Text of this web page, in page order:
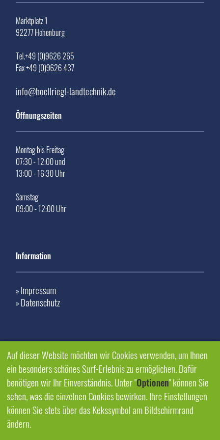
Marktplatz 1
92277 Hohenburg
Tel.+49 (0)9626 265
Fax +49 (0)9626 437
info@hoellriegl-landtechnik.de
Öffnungszeiten
Montag bis Freitag
07:30 - 12:00 und
13:00 - 16:30 Uhr
Samstag
09:00 - 12:00 Uhr
Information
» Impressum
» Datenschutz
Auf dieser Website möchten wir Cookies verwenden, um Ihnen
ein besonders schönes Surf-Erlebnis zu ermöglichen. Dafür
benötigen wir Ihr Einverständnis. Unter "Optionen" können Sie
sehen, was die einzelnen Cookies bewirken. Ihre Einstellungen
können Sie stets über das Kekssymbol am Bildschirmrand
ändern.